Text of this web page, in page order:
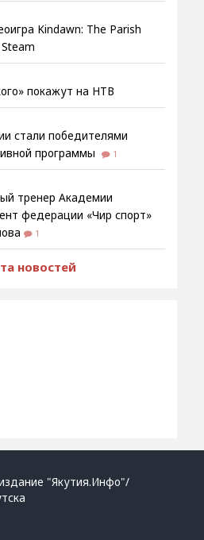
Kindawn: The Parish
покажут на НТВ
стали победителями
программы
1
тренер Академии
федерации «Чир спорт»
1
новостей
"Якутия.Инфо"/